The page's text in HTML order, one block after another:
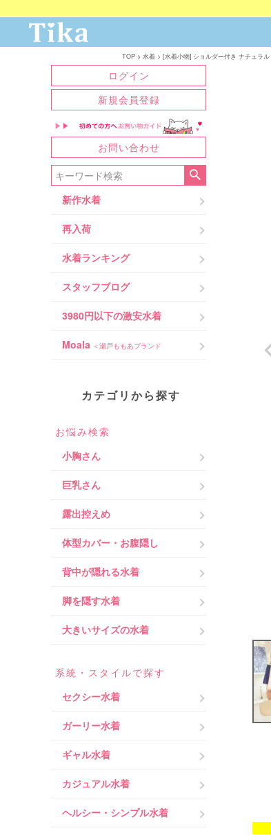
TOP 水着 [水着小物] ショルダー付き ナチュラ
ログイン
新規会員登録
お問い合わせ
新作水着
再入荷
水着ランキング
スタッフブログ
3980円以下の激安水着
Moala ＜瀬戸ももあブランド
カテゴリから探す
お悩み検索
小胸さん
巨乳さん
露出控えめ
体型カバー・お腹隠し
背中が隠れる水着
脚を隠す水着
大きいサイズの水着
系統・スタイルで探す
セクシー水着
ガーリー水着
ギャル水着
カジュアル水着
ヘルシー・シンプル水着